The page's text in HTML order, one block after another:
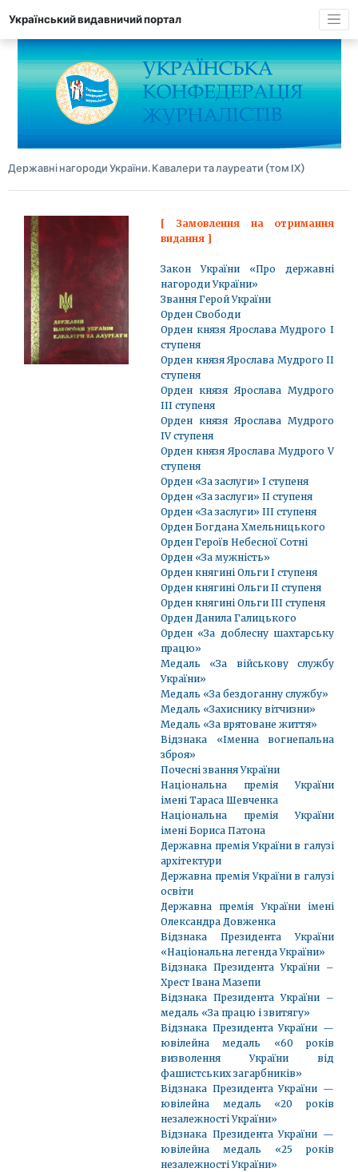
Український видавничий портал
Державні нагороди України. Кавалери та лауреати (том IX)
[ Замовлення на отримання
видання ]
Закон України «Про державні
нагороди України»
Звання Герой України
Орден Свободи
Орден князя Ярослава Мудрого І
ступеня
Орден князя Ярослава Мудрого ІІ
ступеня
Орден князя Ярослава Мудрого
ІІІ ступеня
Орден князя Ярослава Мудрого
IV ступеня
Орден князя Ярослава Мудрого V
ступеня
Орден «За заслуги» І ступеня
Орден «За заслуги» ІІ ступеня
Орден «За заслуги» III ступеня
Орден Богдана Хмельницького
Орден Героїв Небесної Сотні
Орден «За мужність»
Орден княгині Ольги I ступеня
Орден княгині Ольги ІI ступеня
Орден княгині Ольги ІІI ступеня
Орден Данила Галицького
Орден «За доблесну шахтарську
працю»
Медаль «За військову службу
України»
Медаль «За бездоганну службу»
Медаль «Захиснику вітчизни»
Медаль «За врятоване життя»
Відзнака «Іменна вогнепальна
зброя»
Почесні звання України
Національна премія України
імені Тараса Шевченка
Національна премія України
імені Бориса Патона
Державна премія України в галузі
архітектури
Державна премія України в галузі
освіти
Державна премія України імені
Олександра Довженка
Відзнака Президента України
«Національна легенда України»
Відзнака Президента України –
Хрест Івана Мазепи
Відзнака Президента України –
медаль «За працю і звитягу»
Відзнака Президента України —
ювілейна медаль «60 років
визволення України від
фашистських загарбників»
Відзнака Президента України —
ювілейна медаль «20 років
незалежності України»
Відзнака Президента України —
ювілейна медаль «25 років
незалежності України»